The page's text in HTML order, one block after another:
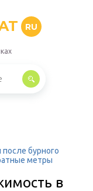
RU
бурного
метры
в